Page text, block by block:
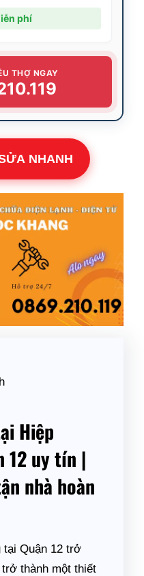
phí
THỢ NGAY
NHANH
Hiệp
12 uy tín |
nhà hoàn
tại Quận 12 trở
thành một thiết